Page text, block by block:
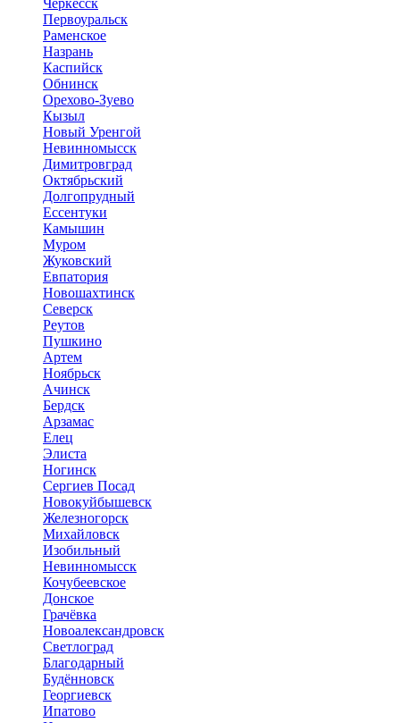
Первоуральск
Раменское
Назрань
Каспийск
Обнинск
Орехово-Зуево
Кызыл
Новый Уренгой
Невинномысск
Димитровград
Октябрьский
Долгопрудный
Ессентуки
Камышин
Муром
Жуковский
Евпатория
Новошахтинск
Северск
Реутов
Пушкино
Артем
Ноябрьск
Ачинск
Бердск
Арзамас
Елец
Элиста
Ногинск
Сергиев Посад
Новокуйбышевск
Железногорск
Михайловск
Изобильный
Невинномысск
Кочубеевское
Донское
Грачёвка
Новоалександровск
Светлоград
Благодарный
Будённовск
Георгиевск
Ипатово